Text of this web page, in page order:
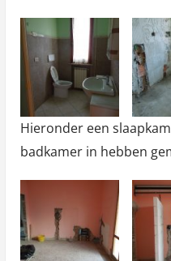
Hieronder een
badkamer in hebben